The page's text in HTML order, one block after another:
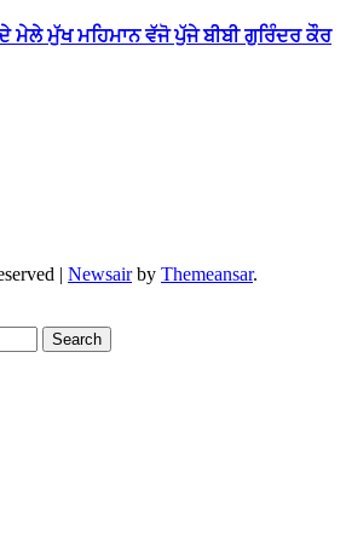
ਮੇਲੇ ਮੁੱਖ ਮਹਿਮਾਨ ਵੱਜੋ ਪੁੱਜੇ ਬੀਬੀ ਗੁਰਿੰਦਰ ਕੌਰ
| Newsairby Themeansar.